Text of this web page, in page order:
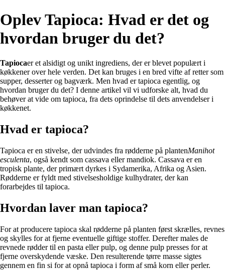
Oplev Tapioca: Hvad er det og
hvordan bruger du det?
Tapiocaer et alsidigt og unikt ingrediens, der er blevet populært i
køkkener over hele verden. Det kan bruges i en bred vifte af retter som
supper, desserter og bagværk. Men hvad er tapioca egentlig, og
hvordan bruger du det? I denne artikel vil vi udforske alt, hvad du
behøver at vide om tapioca, fra dets oprindelse til dets anvendelser i
køkkenet.
Hvad er tapioca?
Tapioca er en stivelse, der udvindes fra rødderne på plantenManihot
esculenta, også kendt som cassava eller mandiok. Cassava er en
tropisk plante, der primært dyrkes i Sydamerika, Afrika og Asien.
Rødderne er fyldt med stivelsesholdige kulhydrater, der kan
forarbejdes til tapioca.
Hvordan laver man tapioca?
For at producere tapioca skal rødderne på planten først skrælles, revnes
og skylles for at fjerne eventuelle giftige stoffer. Derefter males de
revnede rødder til en pasta eller pulp, og denne pulp presses for at
fjerne overskydende væske. Den resulterende tørre masse sigtes
gennem en fin si for at opnå tapioca i form af små korn eller perler.